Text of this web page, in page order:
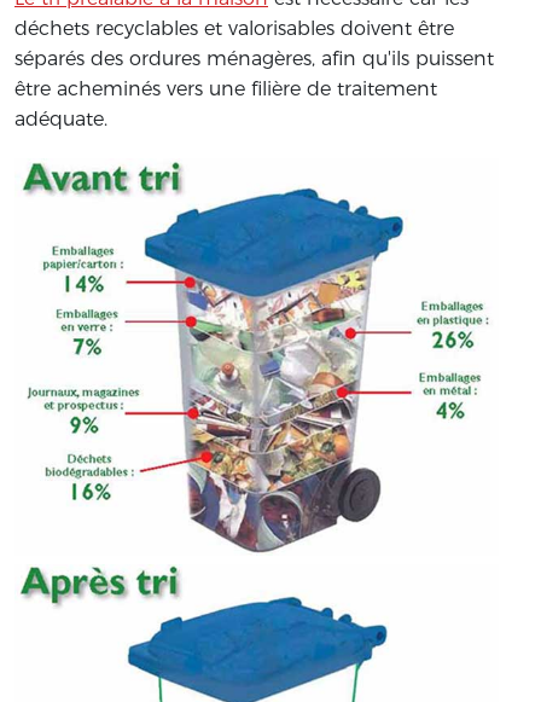
déchets recyclables et valorisables doivent être
séparés des ordures ménagères, afin qu'ils puissent
être acheminés vers une filière de traitement
adéquate.